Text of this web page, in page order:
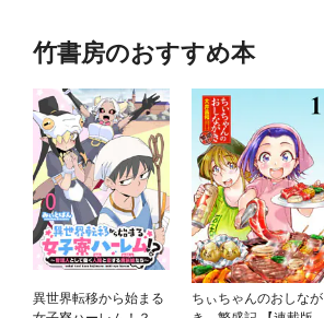
竹書房のおすすめ本
異世界転移から始まる
ちぃちゃんのおしなが